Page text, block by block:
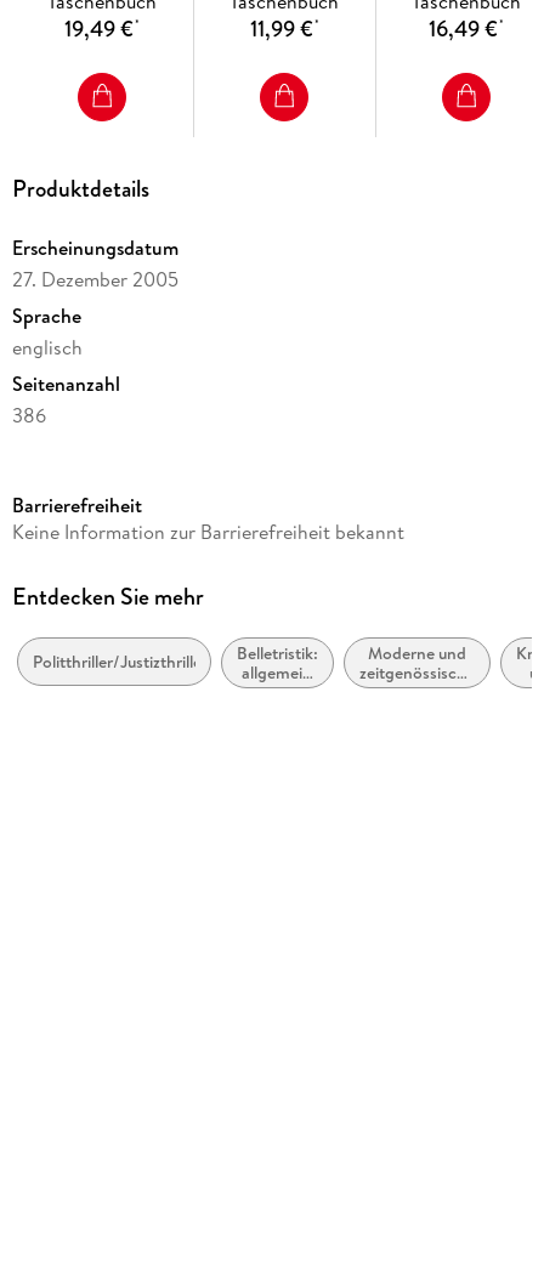
19,49 €* 11,99 €* 16,49 €*
Produktdetails
Erscheinungsdatum
27. Dezember 2005
Sprache
englisch
Seitenanzahl
386
Autor/Autorin
Verlag/Hersteller
Produktart
kartoniert
Barrierefreiheit
Keine Information zur Barrierefreiheit bekannt
Entdecken Sie mehr
Politthriller/Justizthriller
Belletristik:
allgemein
und
Moderne und
zeitgenössische
Belletristik: